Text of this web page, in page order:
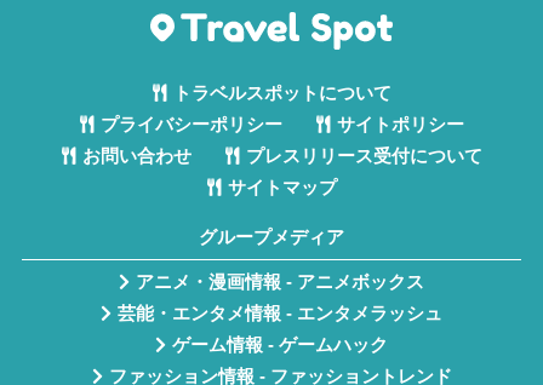
トラベルスポットについて
プライバシーポリシー
サイトポリシー
お問い合わせ
プレスリリース受付について
サイトマップ
グループメディア
アニメ・漫画情報 - アニメボックス
芸能・エンタメ情報 - エンタメラッシュ
ゲーム情報 - ゲームハック
ファッション情報 - ファッショントレンド